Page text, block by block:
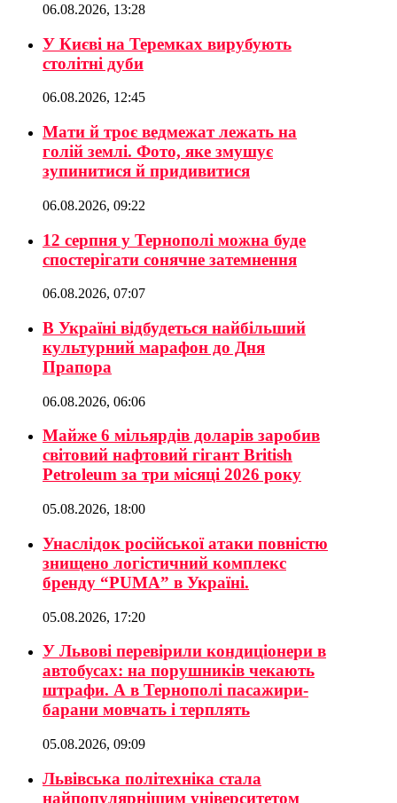
06.08.2026, 13:28
У Києві на Теремках вирубують
столітні дуби
06.08.2026, 12:45
Мати й троє ведмежат лежать на
голій землі. Фото, яке змушує
зупинитися й придивитися
06.08.2026, 09:22
12 серпня у Тернополі можна буде
спостерігати сонячне затемнення
06.08.2026, 07:07
В Україні відбудеться найбільший
культурний марафон до Дня
Прапора
06.08.2026, 06:06
Майже 6 мільярдів доларів заробив
світовий нафтовий гігант British
Petroleum за три місяці 2026 року
05.08.2026, 18:00
Унаслідок російської атаки повністю
знищено логістичний комплекс
бренду “PUMA” в Україні.
05.08.2026, 17:20
У Львові перевірили кондиціонери в
автобусах: на порушників чекають
штрафи. А в Тернополі пасажири-
барани мовчать і терплять
05.08.2026, 09:09
Львівська політехніка стала
найпопулярнішим університетом